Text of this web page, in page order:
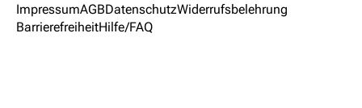
ImpressumAGBDatenschutzWiderrufsbelehrung
BarrierefreiheitHilfe/FAQ